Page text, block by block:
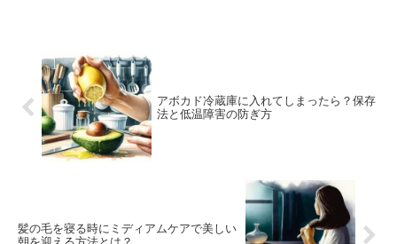
アボカド冷蔵庫に入れてしまったら？保存
法と低温障害の防ぎ方
髪の毛を寝る時にミディアムケアで美しい